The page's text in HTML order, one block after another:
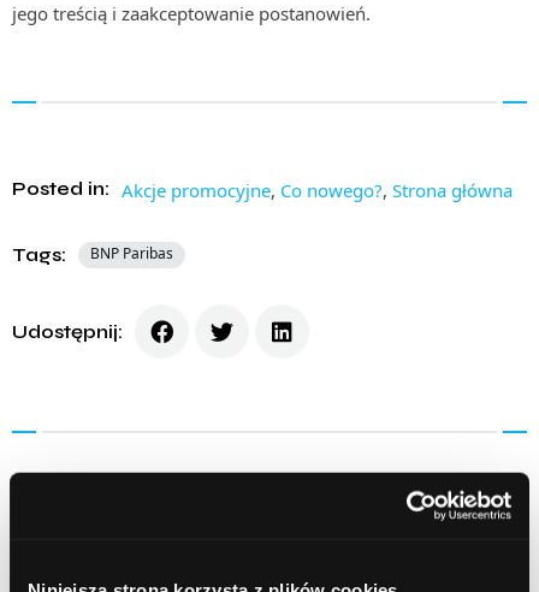
jego treścią i zaakceptowanie postanowień.
Posted in: Akcje promocyjne, Co nowego?, Strona główna
Tags: BNP Paribas
Udostępnij:
Next Article